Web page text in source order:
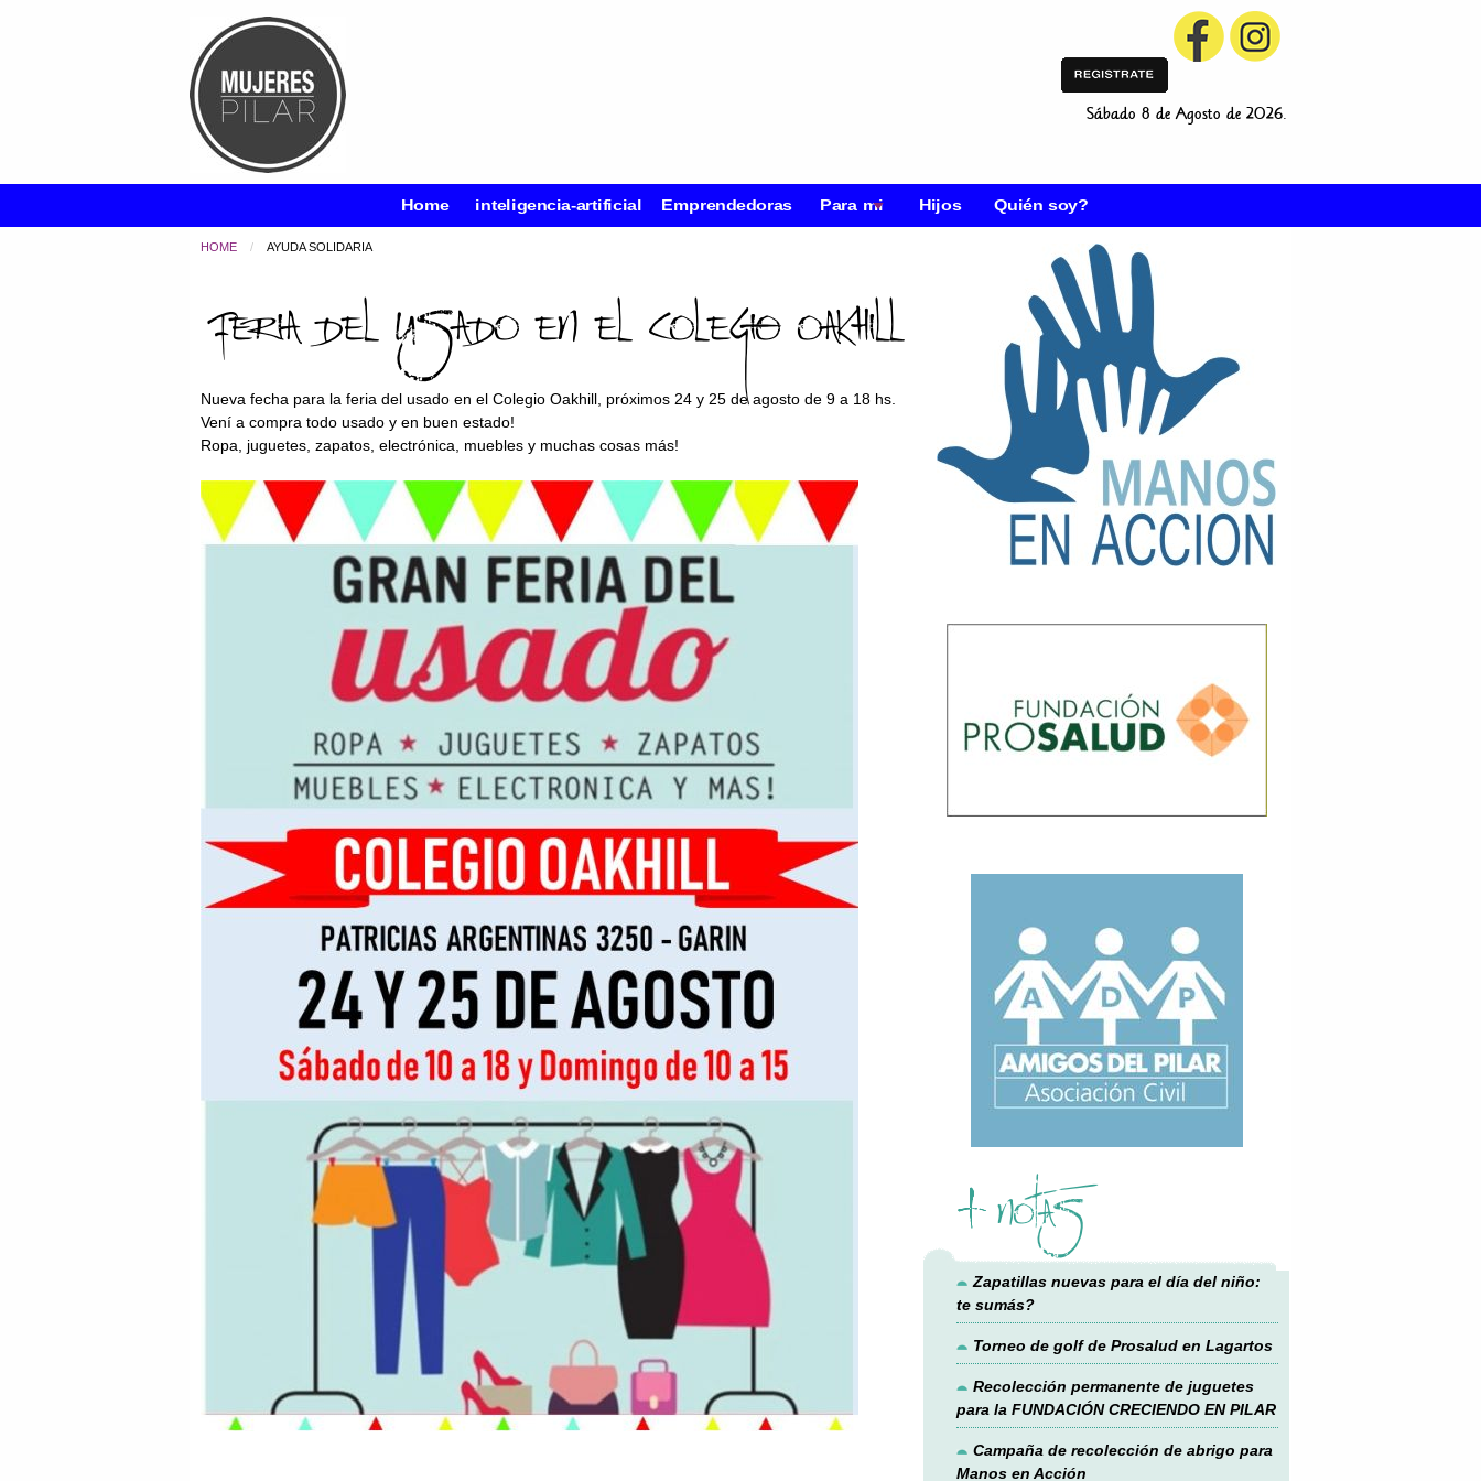
Sábado 8 de Agosto de 2026.
Home inteligencia-artificial Emprendedoras Para mi Hijos Quién soy?
HOME CURRENT:
AYUDA SOLIDARIA
Feria del usado en el Colegio Oakhill
Nueva fecha para la feria del usado en el Colegio Oakhill, próximos 24 y 25 de agosto de 9 a 18 hs.
Vení a compra todo usado y en buen estado!
Ropa, juguetes, zapatos, electrónica, muebles y muchas cosas más!
+ notas
Zapatillas nuevas para el día del niño:
te sumás?
Torneo de golf de Prosalud en Lagartos
Recolección permanente de juguetes
para la FUNDACIÓN CRECIENDO EN PILAR
Campaña de recolección de abrigo para
Manos en Acción